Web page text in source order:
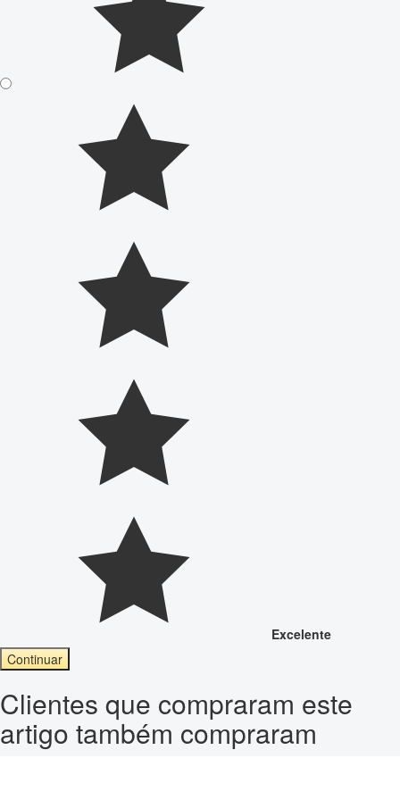
Excelente
Continuar
Clientes que compraram este
artigo também compraram